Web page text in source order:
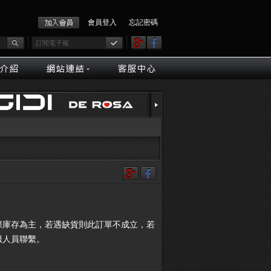
會員登入 忘記密碼
存為主，若遇缺貨則此訂單不成立，若
員聯繫。